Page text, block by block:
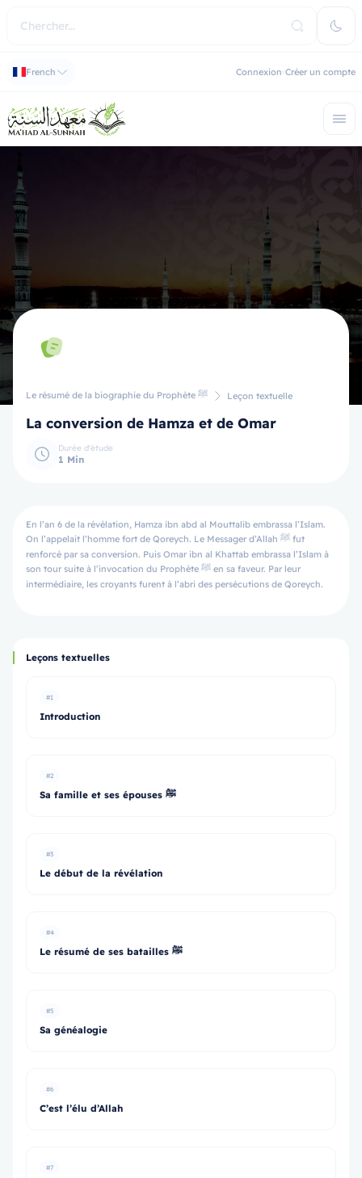
French Connexion Créer un compte
Le résumé de la biographie du Prophète ﷺ Leçon textuelle
La conversion de Hamza et de Omar
Durée d'étude
1 Min
En l’an 6 de la révélation, Hamza ibn abd al Mouttalib embrassa l’Islam.
On l’appelait l’homme fort de Qoreych. Le Messager d’Allah ﷺ fut
renforcé par sa conversion. Puis Omar ibn al Khattab embrassa l’Islam à
son tour suite à l’invocation du Prophète ﷺ en sa faveur. Par leur
intermédiaire, les croyants furent à l’abri des persécutions de Qoreych.
Leçons textuelles
#1
Introduction
#2
Sa famille et ses épouses ﷺ
#3
Le début de la révélation
#4
Le résumé de ses batailles ﷺ
#5
Sa généalogie
#6
C’est l’élu d’Allah
#7